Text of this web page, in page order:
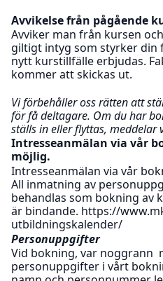
Avvikelse från pågående
Avviker man från kursen
giltigt intyg som styrker
nytt kurstillfälle erbjudas.
kommer att skickas ut.
Vi förbehåller oss rätten att
för få deltagare. Om du har
ställs in eller flyttas, meddelar
Intresseanmälan via vår
möjlig.
Intresseanmälan via vår
All inmatning av
behandlas som bokning av
är bindande. https://
utbildningskalender/
Personuppgifter
Vid bokning, var noggrann
personuppgifter i vårt